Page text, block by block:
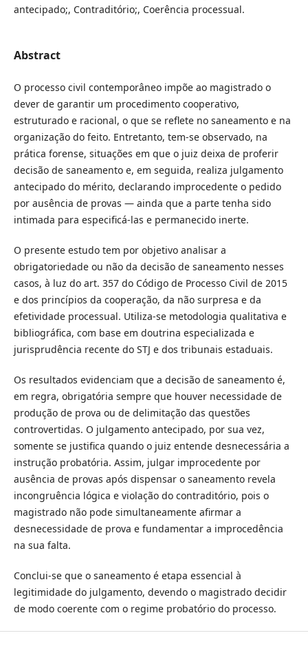
antecipado;, Contraditório;, Coerência processual.
Abstract
O processo civil contemporâneo impõe ao magistrado o
dever de garantir um procedimento cooperativo,
estruturado e racional, o que se reflete no saneamento e na
organização do feito. Entretanto, tem-se observado, na
prática forense, situações em que o juiz deixa de proferir
decisão de saneamento e, em seguida, realiza julgamento
antecipado do mérito, declarando improcedente o pedido
por ausência de provas — ainda que a parte tenha sido
intimada para especificá-las e permanecido inerte.
O presente estudo tem por objetivo analisar a
obrigatoriedade ou não da decisão de saneamento nesses
casos, à luz do art. 357 do Código de Processo Civil de 2015
e dos princípios da cooperação, da não surpresa e da
efetividade processual. Utiliza-se metodologia qualitativa e
bibliográfica, com base em doutrina especializada e
jurisprudência recente do STJ e dos tribunais estaduais.
Os resultados evidenciam que a decisão de saneamento é,
em regra, obrigatória sempre que houver necessidade de
produção de prova ou de delimitação das questões
controvertidas. O julgamento antecipado, por sua vez,
somente se justifica quando o juiz entende desnecessária a
instrução probatória. Assim, julgar improcedente por
ausência de provas após dispensar o saneamento revela
incongruência lógica e violação do contraditório, pois o
magistrado não pode simultaneamente afirmar a
desnecessidade de prova e fundamentar a improcedência
na sua falta.
Conclui-se que o saneamento é etapa essencial à
legitimidade do julgamento, devendo o magistrado decidir
de modo coerente com o regime probatório do processo.